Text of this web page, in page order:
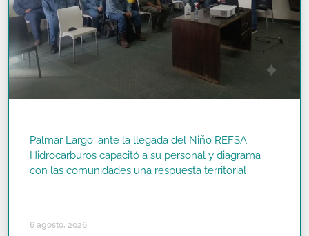
Palmar Largo: ante la llegada del Niño REFSA
Hidrocarburos capacitó a su personal y diagrama
con las comunidades una respuesta territorial
6 agosto, 2026